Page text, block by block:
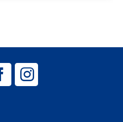
BAG EJSA